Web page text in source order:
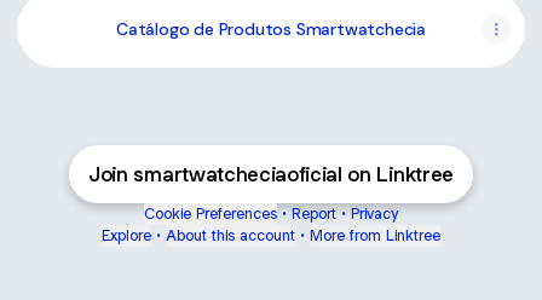
Catálogo de Produtos Smartwatchecia
Join smartwatcheciaoficial on Linktree
Cookie Preferences • Report • Privacy
Explore • About this account • More from Linktree